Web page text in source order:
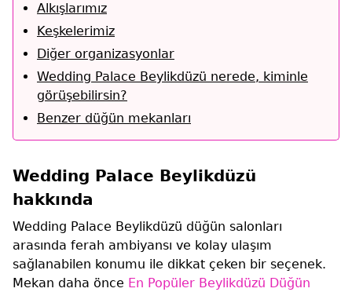
Alkışlarımız
Keşkelerimiz
Diğer organizasyonlar
Wedding Palace Beylikdüzü nerede, kiminle
görüşebilirsin?
Benzer düğün mekanları
Wedding Palace Beylikdüzü
hakkında
Wedding Palace Beylikdüzü düğün salonları
arasında ferah ambiyansı ve kolay ulaşım
sağlanabilen konumu ile dikkat çeken bir seçenek.
Mekan daha önce En Popüler Beylikdüzü Düğün